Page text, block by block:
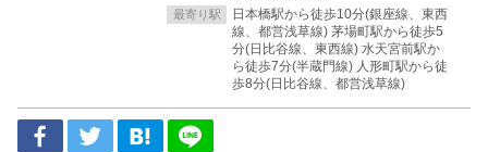
最寄り駅
日本橋駅から徒歩10分(銀座線、東西
線、都営浅草線) 茅場町駅から徒歩5
分(日比谷線、東西線) 水天宮前駅か
ら徒歩7分(半蔵門線) 人形町駅から徒
歩8分(日比谷線、都営浅草線)